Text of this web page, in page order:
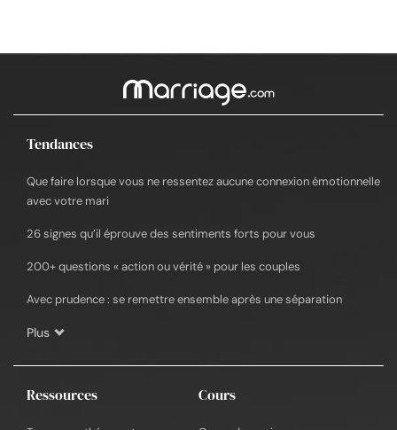
Tendances
Que faire lorsque vous ne ressentez aucune connexion émotionnelle
avec votre mari
26 signes qu’il éprouve des sentiments forts pour vous
200+ questions « action ou vérité » pour les couples
Avec prudence : se remettre ensemble après une séparation
Plus
Ressources Cours